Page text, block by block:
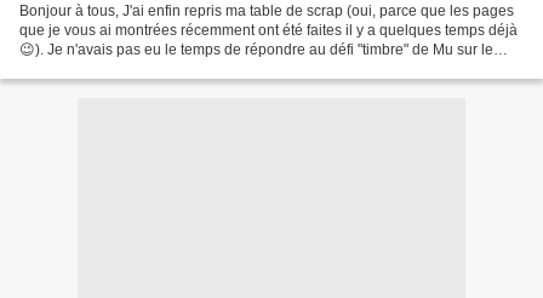
Bonjour à tous, J'ai enfin repris ma table de scrap (oui, parce que les pages
que je vous ai montrées récemment ont été faites il y a quelques temps déjà
😉). Je n'avais pas eu le temps de répondre au défi "timbre" de Mu sur le